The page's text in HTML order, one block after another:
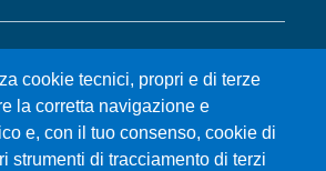
cookie tecnici, propri e di terze
la corretta navigazione e
e, con il tuo consenso, cookie di
strumenti di tracciamento di terzi